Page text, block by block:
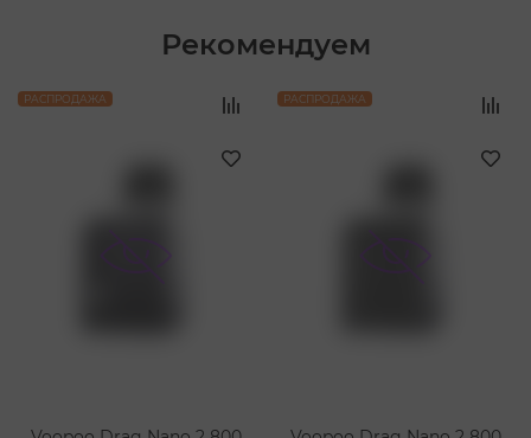
Рекомендуем
РАСПРОДАЖА РАСПРОДАЖА